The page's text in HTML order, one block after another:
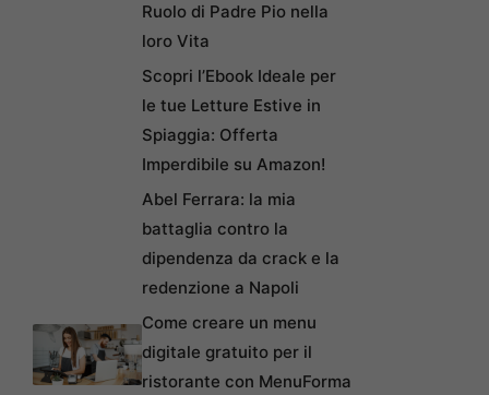
Ruolo di Padre Pio nella
loro Vita
Scopri l’Ebook Ideale per
le tue Letture Estive in
Spiaggia: Offerta
Imperdibile su Amazon!
Abel Ferrara: la mia
battaglia contro la
dipendenza da crack e la
redenzione a Napoli
Come creare un menu
digitale gratuito per il
ristorante con MenuForma